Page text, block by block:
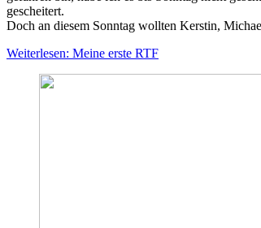
gescheitert.
Doch an diesem Sonntag wollten Kerstin,
Weiterlesen: Meine erste RTF